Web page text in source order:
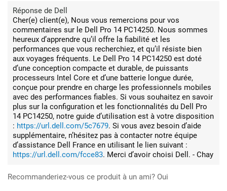
Réponse de Dell
Cher(e) client(e), Nous vous remercions pour vos
commentaires sur le Dell Pro 14 PC14250. Nous sommes
heureux d’apprendre qu’il offre la fiabilité et les
performances que vous recherchiez, et qu’il résiste bien
aux voyages fréquents. Le Dell Pro 14 PC14250 est doté
d’une conception compacte et durable, de puissants
processeurs Intel Core et d’une batterie longue durée,
conçue pour prendre en charge les professionnels mobiles
avec des performances fiables. Si vous souhaitez en savoir
plus sur la configuration et les fonctionnalités du Dell Pro
14 PC14250, notre guide d’utilisation est à votre disposition
: https://url.dell.com/5c7679. Si vous avez besoin d’aide
supplémentaire, n’hésitez pas à contacter notre équipe
d’assistance Dell France en utilisant le lien suivant :
https://url.dell.com/fcce83. Merci d’avoir choisi Dell. - Chay
Recommanderiez-vous ce produit à un ami? Oui